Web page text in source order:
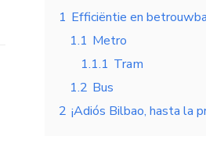
1 Efficiëntie en
1.1 Metro
1.1.1 Tram
1.2 Bus
2 ¡Adiós Bilbao, hasta la